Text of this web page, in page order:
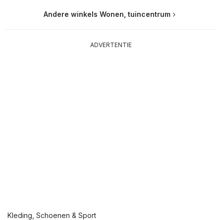
Andere winkels Wonen, tuincentrum
ADVERTENTIE
Kleding, Schoenen & Sport